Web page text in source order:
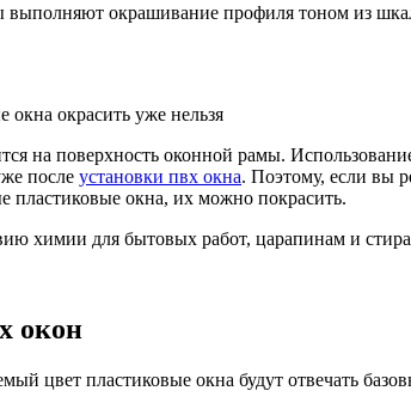
выполняют окрашивание профиля тоном из
окна окрасить уже нельзя
на поверхность оконной рамы.
после установки пвх окна. Поэтому, если вы
пластиковые окна, их можно покрасить.
химии для бытовых работ, царапинам и
окон
цвет пластиковые окна будут отвечать